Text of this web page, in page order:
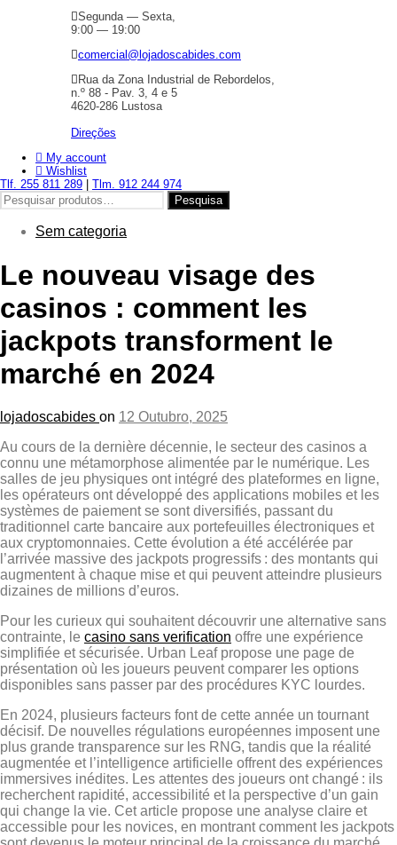
Segunda — Sexta,
9:00 — 19:00
comercial@lojadoscabides.com
Rua da Zona Industrial de Rebordelos,
n.º 88 - Pav. 3, 4 e 5
4620-286 Lustosa
Direções
My account
Wishlist
Tlf. 255 811 289
Tlm. 912 244 974
Pesquisar
por:
Pesquisa
Sem categoria
Le nouveau visage des
casinos : comment les
jackpots transforment le
marché en 2024
lojadoscabides on 12 Outubro, 2025
Au cours de la dernière décennie, le secteur des casinos a
connu une métamorphose alimentée par le numérique. Les
salles de jeu physiques ont intégré des plateformes en ligne,
les opérateurs ont développé des applications mobiles et les
systèmes de paiement se sont diversifiés, passant du
traditionnel carte bancaire aux portefeuilles électroniques et
aux cryptomonnaies. Cette évolution a été accélérée par
l’arrivée massive des jackpots progressifs : des montants qui
augmentent à chaque mise et qui peuvent atteindre plusieurs
dizaines de millions d’euros.
Pour les curieux qui souhaitent découvrir une alternative sans
contrainte, le casino sans verification offre une expérience
simplifiée et sécurisée. Urban Leaf propose une page de
présentation où les joueurs peuvent comparer les options
disponibles sans passer par des procédures KYC lourdes.
En 2024, plusieurs facteurs font de cette année un tournant
décisif. De nouvelles régulations européennes imposent une
plus grande transparence sur les RNG, tandis que la réalité
augmentée et l’intelligence artificielle offrent des expériences
immersives inédites. Les attentes des joueurs ont changé : ils
recherchent rapidité, accessibilité et la perspective d’un gain
qui change la vie. Cet article propose une analyse claire et
accessible pour les novices, en montrant comment les jackpots